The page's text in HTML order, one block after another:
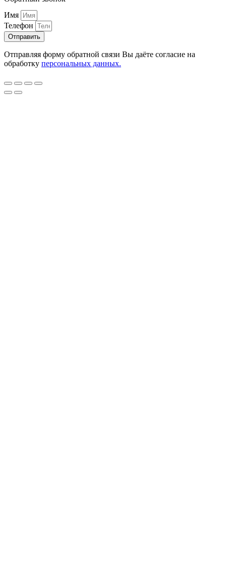
Имя
Телефон
Отправить
Отправляя форму обратной связи Вы даёте согласие на
обработку персональных данных.